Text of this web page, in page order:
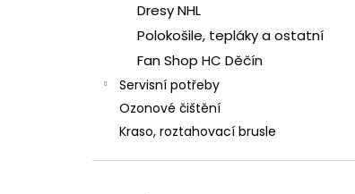
Dresy NHL
Polokošile, tepláky a ostatní
Fan Shop HC Děčín
Servisní potřeby
Ozonové čištění
Kraso, roztahovací brusle